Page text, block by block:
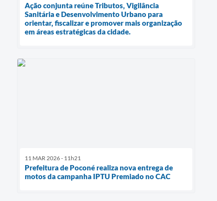
Ação conjunta reúne Tributos, Vigilância
Sanitária e Desenvolvimento Urbano para
orientar, fiscalizar e promover mais organização
em áreas estratégicas da cidade.
11 MAR 2026 - 11h21
Prefeitura de Poconé realiza nova entrega de
motos da campanha IPTU Premiado no CAC